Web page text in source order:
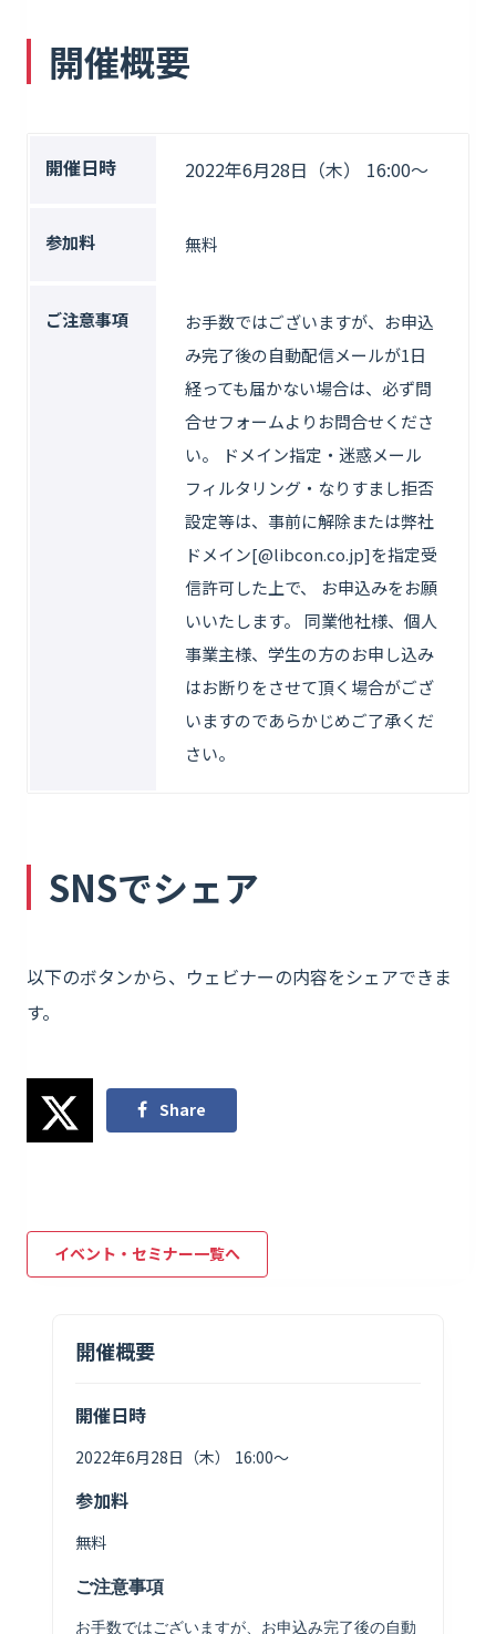
開催概要
開催日時 2022年6月28日（木） 16:00〜
参加料 無料
ご注意事項
お手数ではございますが、お申込
み完了後の自動配信メールが1日
経っても届かない場合は、必ず問
合せフォームよりお問合せくださ
い。 ドメイン指定・迷惑メール
フィルタリング・なりすまし拒否
設定等は、事前に解除または弊社
ドメイン[@libcon.co.jp]を指定受
信許可した上で、 お申込みをお願
いいたします。 同業他社様、個人
事業主様、学生の方のお申し込み
はお断りをさせて頂く場合がござ
いますのであらかじめご了承くだ
さい。
SNSでシェア
以下のボタンから、ウェビナーの内容をシェアできま
す。
Share
イベント・セミナー一覧へ
開催概要
開催日時
2022年6月28日（木） 16:00〜
参加料
無料
ご注意事項
お手数ではございますが、お申込み完了後の自動